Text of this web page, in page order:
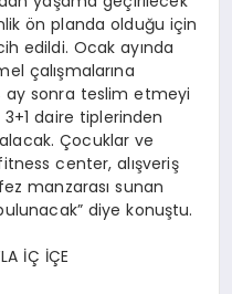
ön planda olduğu için
edildi. Ocak ayında
çalışmalarına
ay sonra teslim etmeyi
3+1 daire tiplerinden
Çocuklar ve
center, alışveriş
manzarası sunan
diye konuştu.
İÇ İÇE